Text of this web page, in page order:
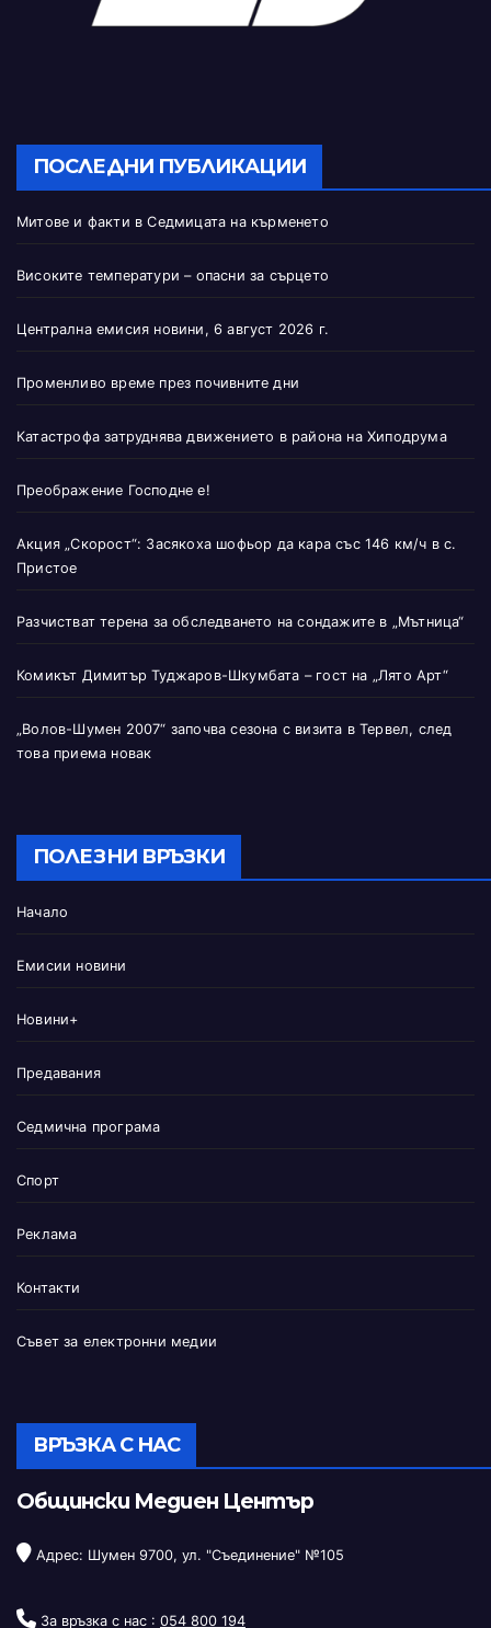
ПОСЛЕДНИ ПУБЛИКАЦИИ
Митове и факти в Седмицата на кърменето
Високите температури – опасни за сърцето
Централна емисия новини, 6 август 2026 г.
Променливо време през почивните дни
Катастрофа затруднява движението в района на Хиподрума
Преображение Господне е!
Акция „Скорост“: Засякоха шофьор да кара със 146 км/ч в с.
Пристое
Разчистват терена за обследването на сондажите в „Мътница“
Комикът Димитър Туджаров-Шкумбата – гост на „Лято Арт“
„Волов-Шумен 2007“ започва сезона с визита в Тервел, след
това приема новак
ПОЛЕЗНИ ВРЪЗКИ
Начало
Емисии новини
Новини+
Предавания
Седмична програма
Спорт
Реклама
Контакти
Съвет за електронни медии
ВРЪЗКА С НАС
Общински Медиен Център
Адрес: Шумен 9700, ул. "Съединение" №105
За връзка с нас : 054 800 194